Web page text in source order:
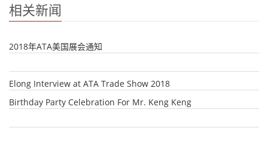
相关新闻
2018年ATA美国展会通知
Elong Interview at ATA Trade Show 2018
Birthday Party Celebration For Mr. Keng Keng